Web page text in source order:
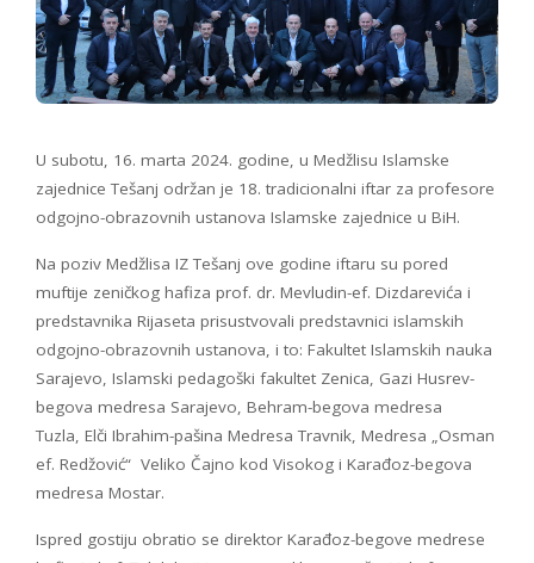
U subotu, 16. marta 2024. godine, u Medžlisu Islamske
zajednice Tešanj održan je 18. tradicionalni iftar za profesore
odgojno-obrazovnih ustanova Islamske zajednice u BiH.
Na poziv Medžlisa IZ Tešanj ove godine iftaru su pored
muftije zeničkog hafiza prof. dr. Mevludin-ef. Dizdarevića i
predstavnika Rijaseta prisustvovali predstavnici islamskih
odgojno-obrazovnih ustanova, i to: Fakultet Islamskih nauka
Sarajevo, Islamski pedagoški fakultet Zenica, Gazi Husrev-
begova medresa Sarajevo, Behram-begova medresa
Tuzla, Elči Ibrahim-pašina Medresa Travnik, Medresa „Osman
ef. Redžović“ Veliko Čajno kod Visokog i Karađoz-begova
medresa Mostar.
Ispred gostiju obratio se direktor Karađoz-begove medrese